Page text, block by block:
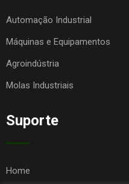
Automação Industrial
Máquinas e Equipamentos
Agroindústria
Molas Industriais
Suporte
Home